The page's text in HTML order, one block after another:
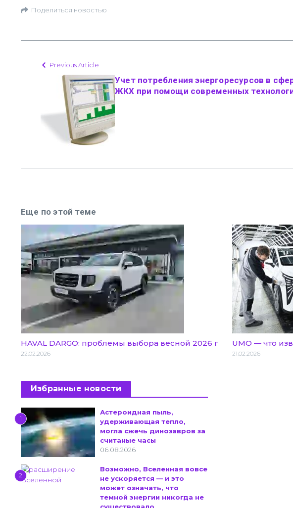
Поделиться новостью
Previous Article
Учет потребления энергоресурсов в
ЖКХ при помощи современных
Еще по этой теме
HAVAL DARGO: проблемы выбора весной 2026 г
22.02.2026
UMO — что
21.02.2026
Избранные новости
1
Астероидная пыль,
удерживающая тепло,
могла сжечь динозавров за
считаные часы
06.08.2026
2
Возможно, Вселенная вовсе
не ускоряется — и это
может означать, что
темной энергии никогда не
существовало